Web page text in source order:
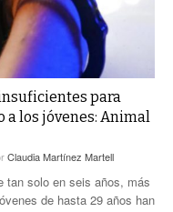
para
los jóvenes: Animal
Claudia Martínez Martell
tan solo en seis años, más
de hasta 29 años han